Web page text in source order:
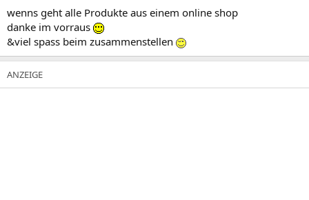
wenns geht alle Produkte aus einem online shop
danke im vorraus
&viel spass beim zusammenstellen